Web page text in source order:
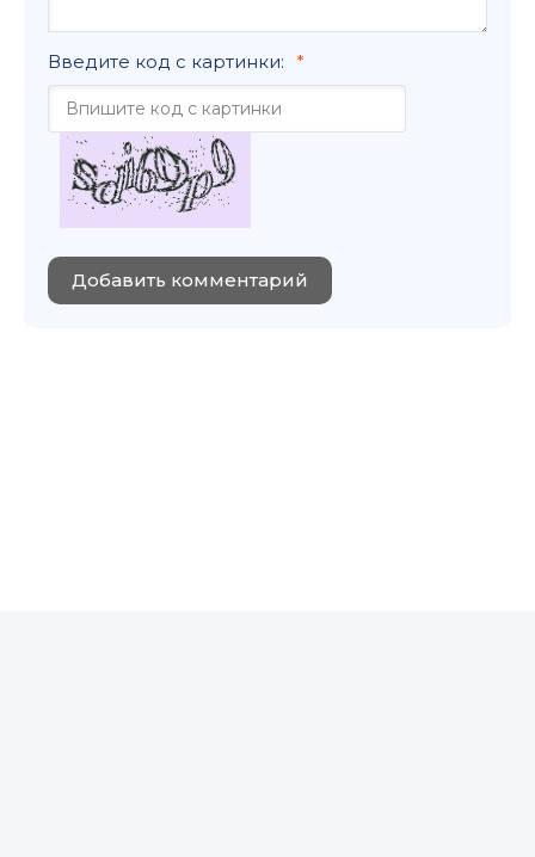
Введите код с картинки:
Добавить комментарий